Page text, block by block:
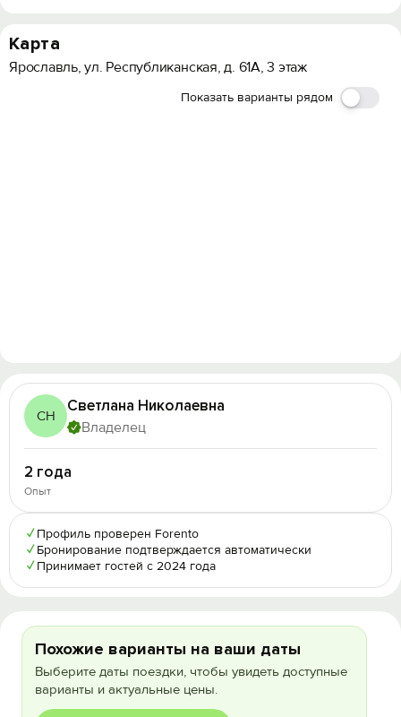
Карта
Ярославль, ул. Республиканская, д. 61А, 3 этаж
Показать варианты рядом
СН
Светлана Николаевна
Владелец
2 года
Опыт
✓ Профиль проверен Forento
✓ Бронирование подтверждается автоматически
✓ Принимает гостей с 2024 года
Похожие варианты на ваши даты
Выберите даты поездки, чтобы увидеть доступные
варианты и актуальные цены.